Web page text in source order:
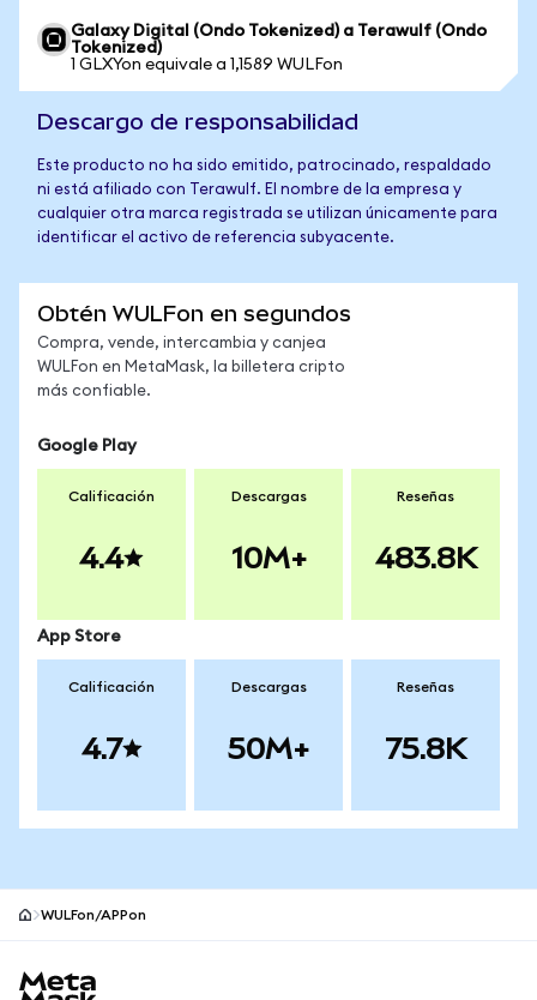
Galaxy Digital (Ondo Tokenized) a Terawulf (Ondo
Tokenized)
1 GLXYon equivale a 1,1589 WULFon
Descargo de responsabilidad
Este producto no ha sido emitido, patrocinado, respaldado
ni está afiliado con Terawulf. El nombre de la empresa y
cualquier otra marca registrada se utilizan únicamente para
identificar el activo de referencia subyacente.
Obtén WULFon en segundos
Compra, vende, intercambia y canjea
WULFon en MetaMask, la billetera cripto
más confiable.
Google Play
Calificación
4.4
Descargas
10M+
Reseñas
483.8K
App Store
Calificación
4.7
Descargas
50M+
Reseñas
75.8K
WULFon/APPon